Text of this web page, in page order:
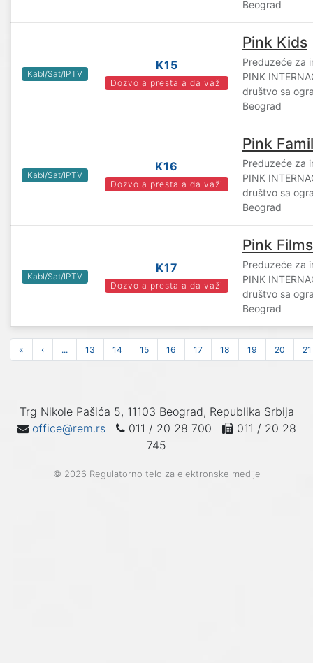
Beograd
Kabl/Sat/IPTV
K15
Dozvola prestala da važi
Pink Kids
Preduzeće za
PINK
društvo sa
Beograd
Kabl/Sat/IPTV
K16
Dozvola prestala da važi
Pink
Preduzeće za
PINK
društvo sa
Beograd
Kabl/Sat/IPTV
K17
Dozvola prestala da važi
Pink Films
Preduzeće za
PINK
društvo sa
Beograd
« ‹ ... 13 14 15 16 17 18 19 20 21
Trg Nikole Pašića 5, 11103 Beograd, Republika Srbija
office@rem.rs
011 / 20 28 700
011 / 20 28
745
© 2026 Regulatorno telo za elektronske medije